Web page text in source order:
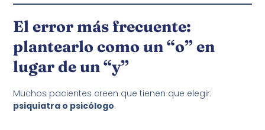
El error más frecuente:
plantearlo como un “o” en
lugar de un “y”
Muchos pacientes creen que tienen que elegir:
psiquiatra o psicólogo.